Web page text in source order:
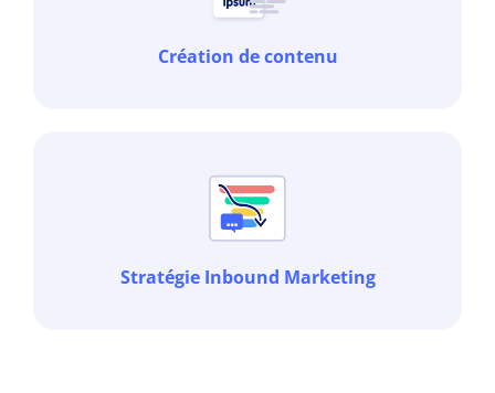
Création de contenu
Stratégie Inbound Marketing